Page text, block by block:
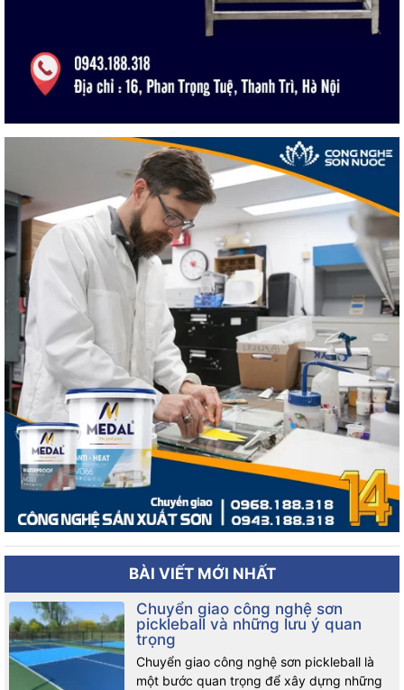
BÀI VIẾT MỚI NHẤT
Chuyển giao công nghệ sơn
pickleball và những lưu ý quan
trọng
Chuyển giao công nghệ sơn pickleball là
một bước quan trọng để xây dựng những